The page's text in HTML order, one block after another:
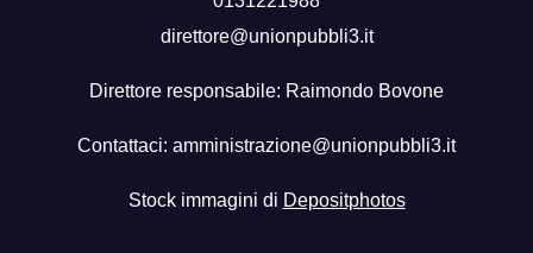
direttore@unionpubbli3.it
Direttore responsabile: Raimondo Bovone
Contattaci: amministrazione@unionpubbli3.it
Stock immagini di Depositphotos